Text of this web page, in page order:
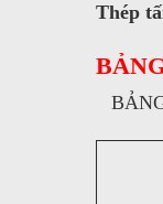
Thép